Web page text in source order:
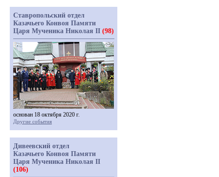
Ставропольский отдел
Казачьего Конвоя Памяти
Царя Мученика Николая II (98)
основан 18 октября 2020 г.
Другие события
Дивеевский отдел
Казачьего Конвоя Памяти
Царя Мученика Николая II
(106)